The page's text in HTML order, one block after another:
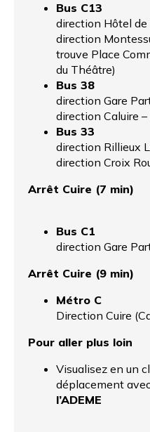
Bus C13
direction Hôtel de
direction
trouve Place
du Théâtre)
Bus 38
direction Gare
direction Caluire
Bus 33
direction Rillieux
direction Croix
Arrêt Cuire (7 min)
Bus C1
direction Gare
Arrêt Cuire (9 min)
Métro C
Direction Cuire
Pour aller plus loin
Visualisez en un
déplacement avec
l’ADEME